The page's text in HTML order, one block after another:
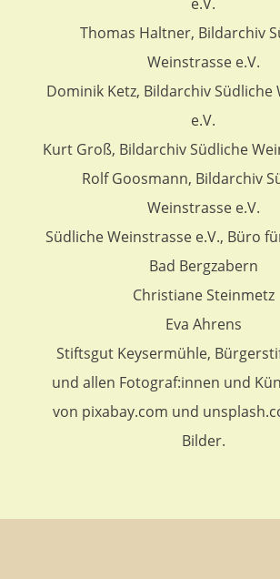
Thomas Haltner, Bildarchiv
Weinstrasse e.V.
Dominik Ketz, Bildarchiv Südliche
e.V.
Kurt Groß, Bildarchiv Südliche
Rolf Goosmann, Bildarchiv
Weinstrasse e.V.
Südliche Weinstrasse e.V., Büro
Bad Bergzabern
Christiane Steinmetz
Eva Ahrens
Stiftsgut Keysermühle,
und allen Fotograf:innen und
von pixabay.com und
Bilder.